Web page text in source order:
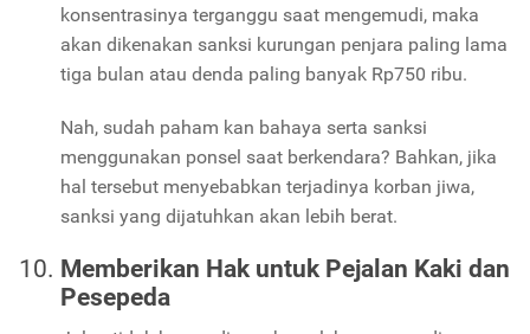
konsentrasinya terganggu saat mengemudi, maka
akan dikenakan sanksi kurungan penjara paling lama
tiga bulan atau denda paling banyak Rp750 ribu.
Nah, sudah paham kan bahaya serta sanksi
menggunakan ponsel saat berkendara? Bahkan, jika
hal tersebut menyebabkan terjadinya korban jiwa,
sanksi yang dijatuhkan akan lebih berat.
Memberikan Hak untuk Pejalan Kaki dan
Pesepeda